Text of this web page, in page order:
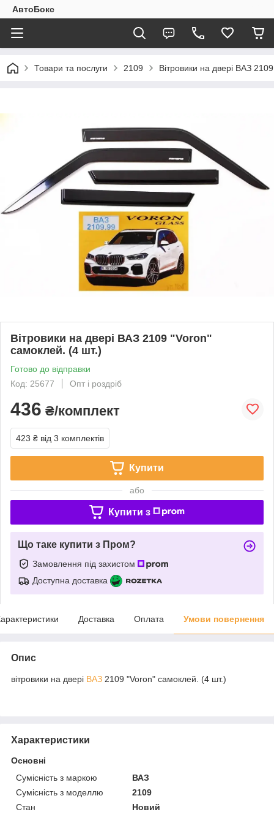
АвтоБокс
Товари та послуги 2109 Вітровики на двері ВАЗ
Вітровики на двері ВАЗ 2109 "Voron"
самоклей. (4 шт.)
Готово до відправки
Код: 25677
Опт і роздріб
436 ₴/комплект
423 ₴ від 3 комплектів
Купити
або
Купити з
Що таке купити з Пром?
Замовлення під захистом
Доступна доставка
Доставка Оплата Умови повернення
Опис
вітровики на двері ВАЗ 2109 "Voron" самоклей. (4 шт.)
Характеристики
Основні
Сумісність з маркою
ВАЗ
Сумісність з моделлю
2109
Стан
Новий